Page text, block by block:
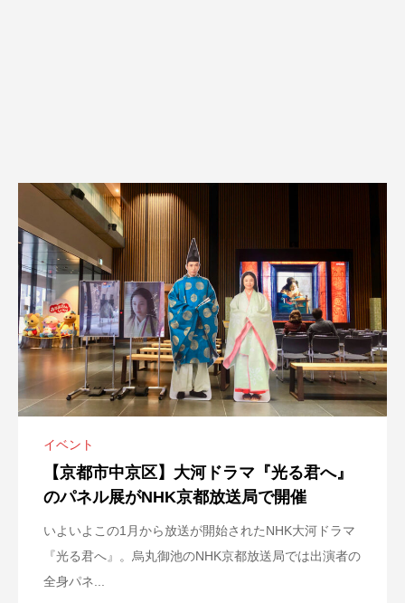
イベント
【京都市中京区】大河ドラマ『光る君へ』
のパネル展がNHK京都放送局で開催
いよいよこの1月から放送が開始されたNHK大河ドラマ
『光る君へ』。烏丸御池のNHK京都放送局では出演者の
全身パネ...